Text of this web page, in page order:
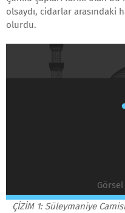
olsaydı, cidarlar arasındaki
olurdu.
ÇİZİM 1: Süleymaniye